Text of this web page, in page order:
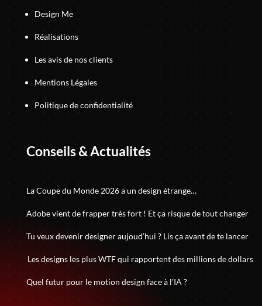
Design Me
Réalisations
Les avis de nos clients
Mentions Légales
Politique de confidentialité
Conseils & Actualités
La Coupe du Monde 2026 a un design étrange…
Adobe vient de frapper très fort ! Et ça risque de tout changer
Tu veux devenir designer aujoud’hui ? Lis ça avant de te lancer
Les designs les plus WTF qui rapportent des millions de dollars
Quel futur pour le motion design face à l’IA ?